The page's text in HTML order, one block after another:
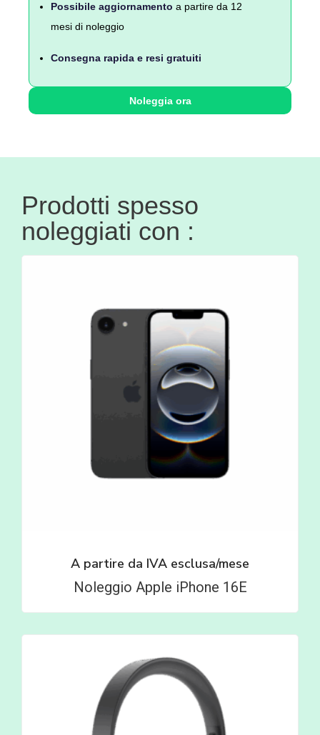
Possibile aggiornamento a partire da 12
mesi di noleggio
Consegna rapida e resi gratuiti
Noleggia ora
Prodotti spesso
noleggiati con :
A partire da IVA esclusa/mese
Noleggio Apple iPhone 16E